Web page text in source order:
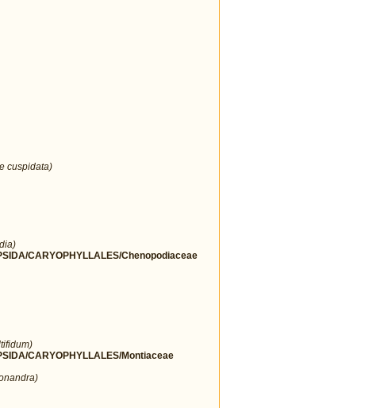
cuspidata)
CARYOPHYLLALES/Chenopodiaceae
CARYOPHYLLALES/Montiaceae